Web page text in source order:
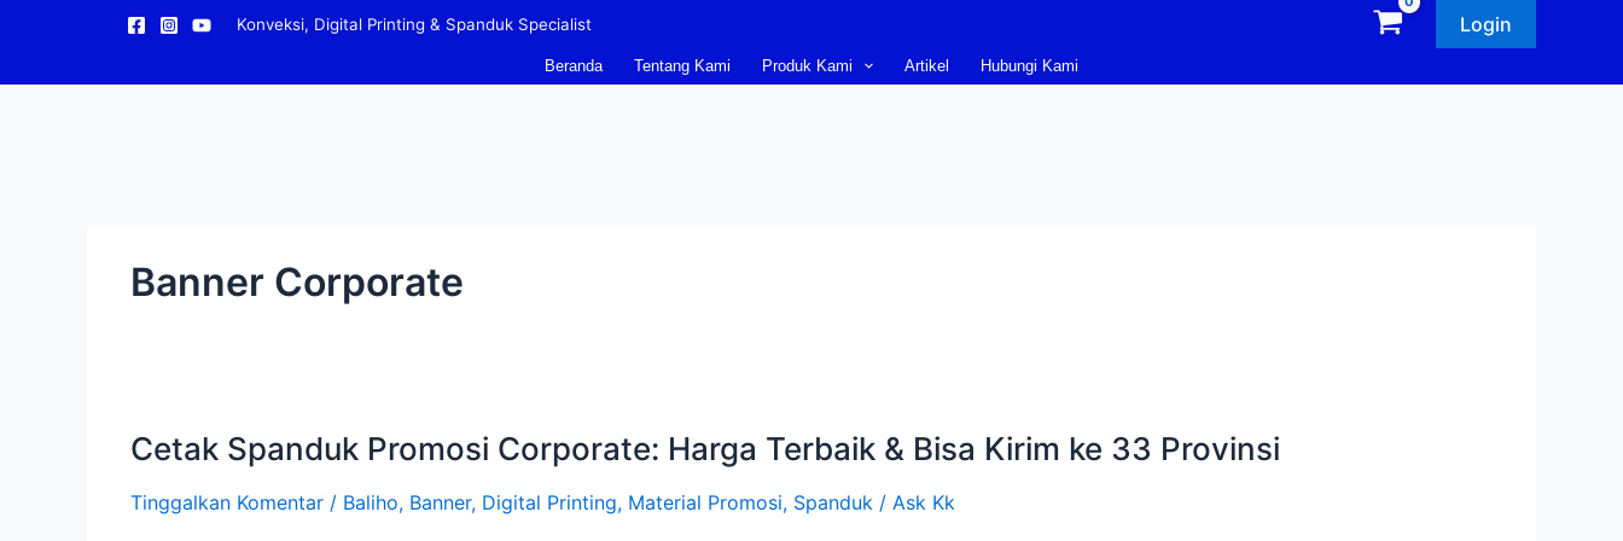
Konveksi, Digital Printing & Spanduk Specialist Login
Beranda Tentang Kami Produk Kami Artikel Hubungi Kami
Banner Corporate
Cetak Spanduk Promosi Corporate: Harga Terbaik & Bisa Kirim ke 33 Provinsi
Tinggalkan Komentar / Baliho, Banner, Digital Printing, Material Promosi, Spanduk / Ask Kk
Promosi
Corporate:
Terbaik